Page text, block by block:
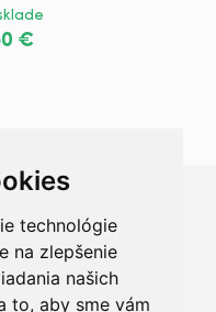
technológie
na zlepšenie
našich
to, aby sme vám
€